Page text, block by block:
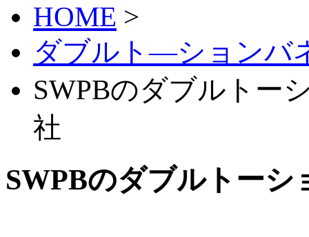
HOME >
ダブルト―ションバ
SWPBのダブルトー
社
SWPBのダブルトーシ